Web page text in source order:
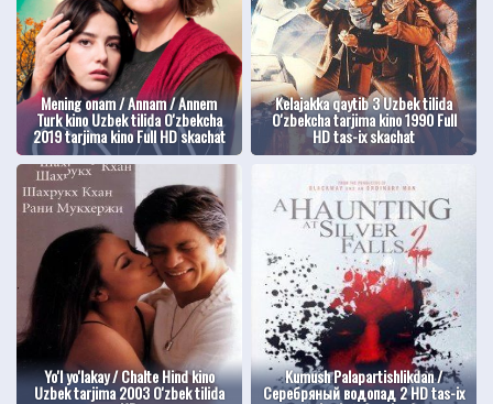
Mening onam / Annam / Annem
Turk kino Uzbek tilida O'zbekcha
2019 tarjima kino Full HD skachat
Kelajakka qaytib 3 Uzbek tilida
O'zbekcha tarjima kino 1990 Full
HD tas-ix skachat
Yo'l yo'lakay / Chalte Hind kino
Uzbek tarjima 2003 O'zbek tilida
Kumush Palapartishlikdan /
Серебряный водопад 2 HD tas-ix